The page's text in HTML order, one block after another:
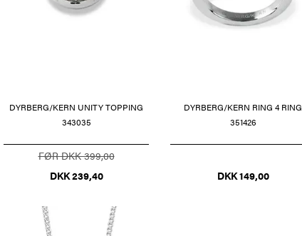
DYRBERG/KERN UNITY TOPPING
343035
FØR DKK 399,00
DKK 239,40
DYRBERG/KERN RING 4 RING
351426
DKK 149,00